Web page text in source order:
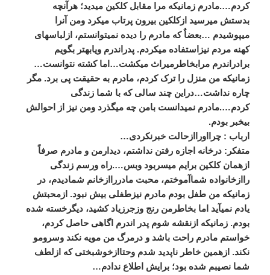
کردم….مادرم زمانیکه مرا مقابل کلکین میدید؛ هرآنچه
بدستش میرسید ازکلکین بیرون پرتاب میکرد ومن آنرا
میپوشیدم …بعضاٌ که مادرم را دیده نمیتوانستم، ازلباسهای
کهنه مردم نیزاستفاده میکردم. پدراندرم ویابهتر بگویم
برادراندرم مرابخاطرمیراث میکشت…اما کشته نتوانست…
زمانیکه من منزل را ترک کردم، مادرم به حقیقت پی برد. مگر
چاره نداشت…دراین چند سالی که با شما زندگی
کردم….مادرم نمیدانست بامن چه میگذرد ومن نیز از احوالش
بیخبر بودم.
ارباب : چرااوراازحالت خبرنکردی…
متفکر: درخانه اجازه رفتن نداشتم، دیدارمن و مادرم صرفاً
ازهمان کلکین برایم میسربود وبس….راه ورسم زندگی
راازخانواده شماآموختم، محبت مادرراازخانم شمادیدم، در
زمانیکه من طفل بودم مادرم نیزطفلی بیش نبود. ازمحبتش
یادم نمیآید اما بخاطرمن رنج وزجرزیاد کشید، دیگرخسته شده
بودم. زمانیکه ازنقشه شوم پدر اندرم اگاهی حاصل کردم،
خواستم مادرم راحت باشد و درمرگ من مویه نکند وسرومو
نکند. ازهمین خاطر ناپدید شدم وحتاازخوشبختی که ازلطف
شما نصیبم شده بود؛ برایش اطلاع ندادم…